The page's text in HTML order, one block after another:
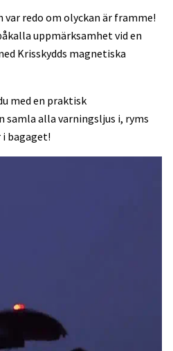
var redo om olyckan är framme!
uppmärksamhet vid en
Krisskydds magnetiska
med en praktisk
samla alla varningsljus i, ryms
bagaget!